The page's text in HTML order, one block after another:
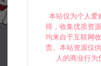
本站仅为个人爱
得，收集优质资
均来自于互联网
责。本站资源仅
人的商业行为